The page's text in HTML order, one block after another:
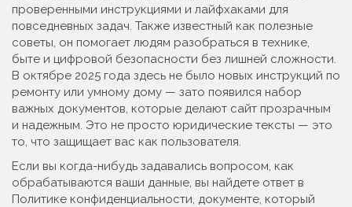
проверенными инструкциями и лайфхаками для
повседневных задач. Также известный как полезные
советы, он помогает людям разобраться в технике,
быте и цифровой безопасности без лишней сложности.
В октябре 2025 года здесь не было новых инструкций по
ремонту или умному дому — зато появился набор
важных документов, которые делают сайт прозрачным
и надежным. Это не просто юридические тексты — это
то, что защищает вас как пользователя.
Если вы когда-нибудь задавались вопросом, как
обрабатываются ваши данные, вы найдете ответ в
Политике конфиденциальности, документе, который